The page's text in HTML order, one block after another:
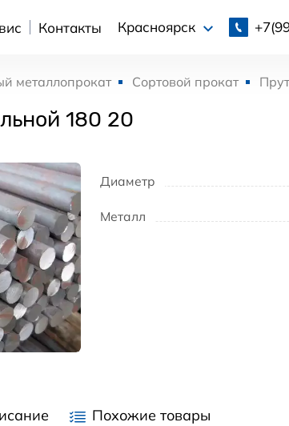
Контакты Красноярск
металлопрокат Сортовой прокат
180 20
Диаметр
Металл
Похожие товары